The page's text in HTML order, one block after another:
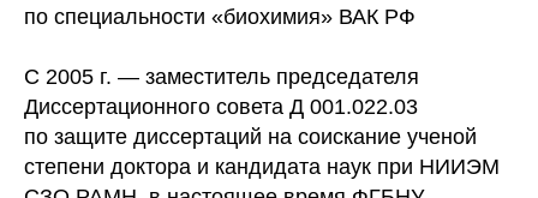
по специальности «биохимия» ВАК РФ
С 2005 г. — заместитель председателя
Диссертационного совета Д 001.022.03
по защите диссертаций на соискание ученой
степени доктора и кандидата наук при НИИЭМ